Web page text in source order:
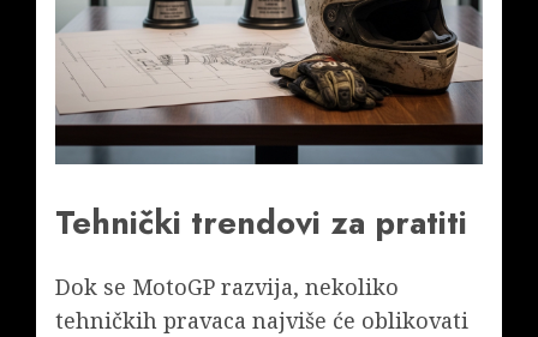
Tehnički trendovi za pratiti
Dok se MotoGP razvija, nekoliko
tehničkih pravaca najviše će oblikovati